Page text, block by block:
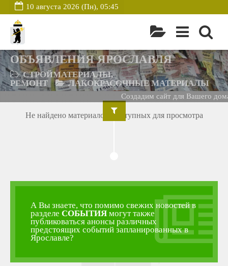
10 августа 2026 (Пн), 05:45
ОБЪЯВЛЕНИЯ ЯРОСЛАВЛЯ
СТРОЙМАТЕРИАЛЫ,
РЕМОНТ
ЛАКОКРАСОЧНЫЕ МАТЕРИАЛЫ
Создадим сайт для Вашего
Не найдено материалов, доступных для просмотра
А Вы знаете, что помимо свежих новостей в
разделе СОБЫТИЯ могут также
публиковаться анонсы различных
предстоящих событий запланированных в
Ярославле?